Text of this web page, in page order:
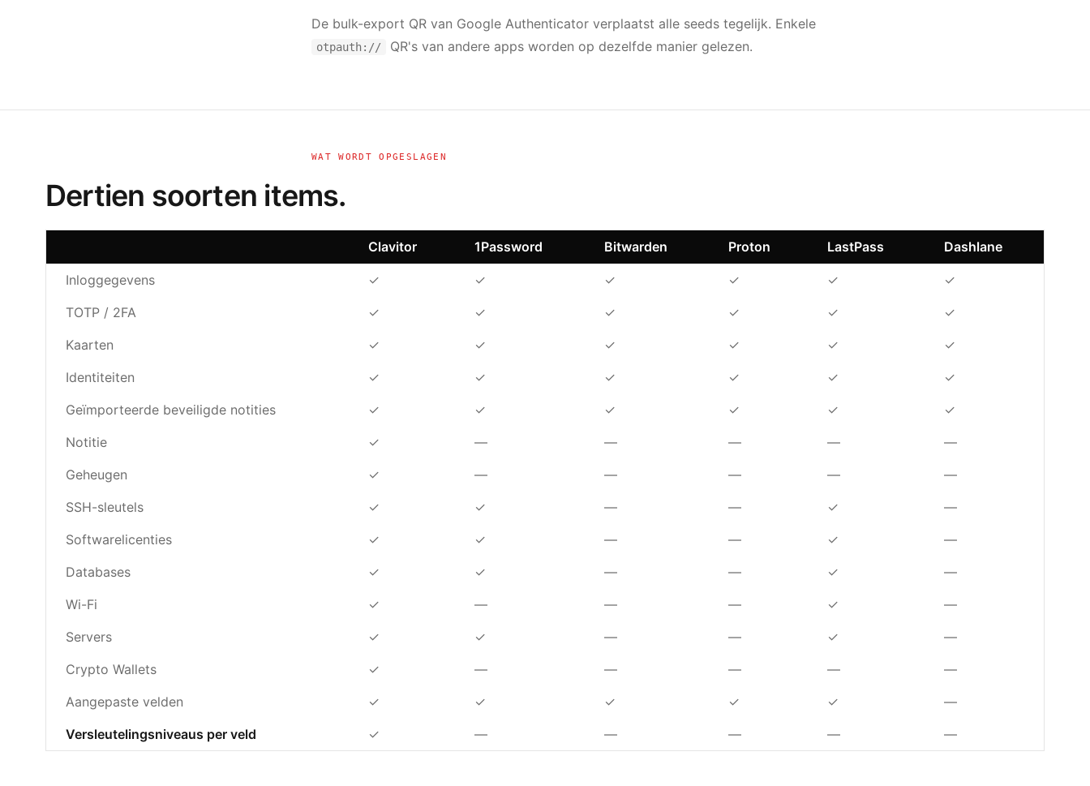
De bulk-export QR van Google Authenticator verplaatst alle seeds tegelijk. Enkele
otpauth:// QR's van andere apps worden op dezelfde manier gelezen.
WAT WORDT OPGESLAGEN
Dertien soorten items.
Clavitor 1Password Bitwarden Proton LastPass Dashlane
Inloggegevens ✓ ✓ ✓ ✓ ✓
✓
TOTP / 2FA
✓ ✓ ✓ ✓ ✓
✓
Kaarten
✓ ✓ ✓ ✓ ✓
✓
Identiteiten
✓ ✓ ✓ ✓ ✓
✓
Geïmporteerde beveiligde notities
✓ ✓ ✓ ✓ ✓
✓
Notitie
✓ — — — —
—
Geheugen
✓ — — — —
—
SSH-sleutels
✓ ✓ — — ✓
—
Softwarelicenties
✓ ✓ — — ✓
—
Databases
✓ ✓ — — ✓
—
Wi-Fi
✓ — — — ✓
—
Servers
✓ ✓ — — ✓
—
Crypto Wallets
✓ — — — —
—
Aangepaste velden
✓ ✓ ✓ ✓ ✓
—
Versleutelingsniveaus per veld
✓ — — — — —